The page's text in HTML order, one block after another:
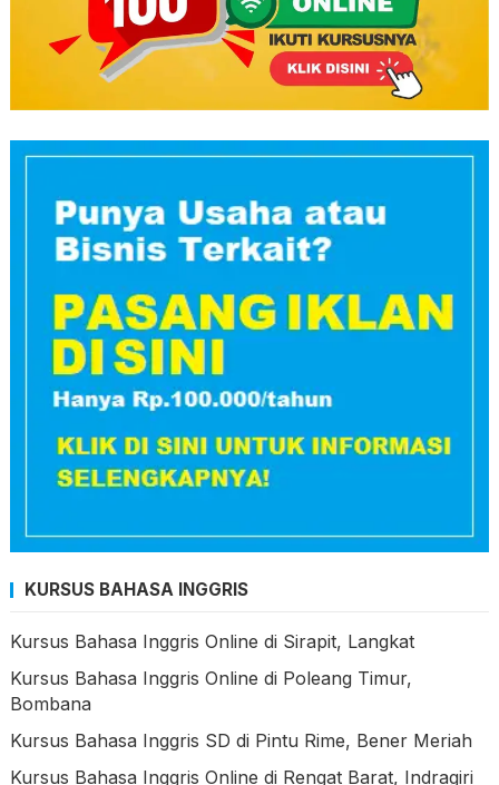
KURSUS BAHASA INGGRIS
Kursus Bahasa Inggris Online di Sirapit, Langkat
Kursus Bahasa Inggris Online di Poleang Timur,
Bombana
Kursus Bahasa Inggris SD di Pintu Rime, Bener Meriah
Kursus Bahasa Inggris Online di Rengat Barat, Indragiri